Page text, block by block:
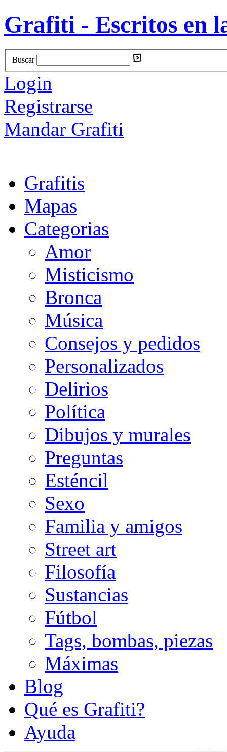
Grafiti - Escritos en
Buscar
Login
Registrarse
Mandar Grafiti
Grafitis
Mapas
Categorias
Amor
Misticismo
Bronca
Música
Consejos y pedidos
Personalizados
Delirios
Política
Dibujos y murales
Preguntas
Esténcil
Sexo
Familia y amigos
Street art
Filosofía
Sustancias
Fútbol
Tags, bombas, piezas
Máximas
Blog
Qué es Grafiti?
Ayuda